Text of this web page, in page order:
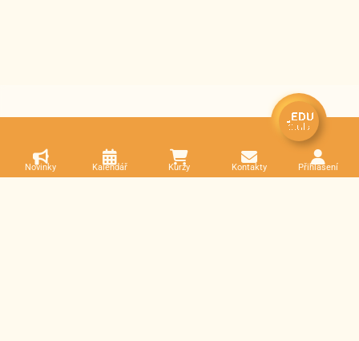
Novinky Kalendář Kurzy Kontakty Přihlášení